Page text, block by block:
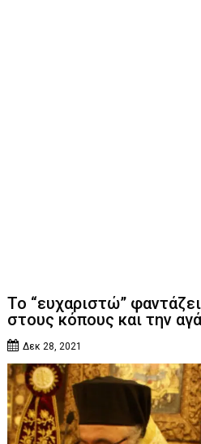
Το “ευχαριστώ”
στους κόπους και την
Δεκ 28, 2021